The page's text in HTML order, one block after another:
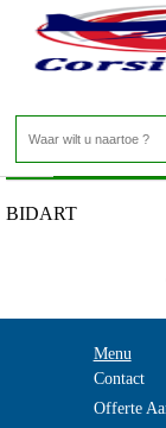
Frankrijk -
Home>
BIDART
Menu
Contact
Offerte